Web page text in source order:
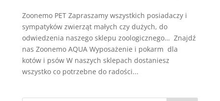
Zoonemo PET Zapraszamy wszystkich posiadaczy i
sympatyków zwierząt małych czy dużych, do
odwiedzenia naszego sklepu zoologicznego… Znajdź
nas Zoonemo AQUA Wyposażenie i pokarm dla
kotów i psów W naszych sklepach dostaniesz
wszystko co potrzebne do radości...